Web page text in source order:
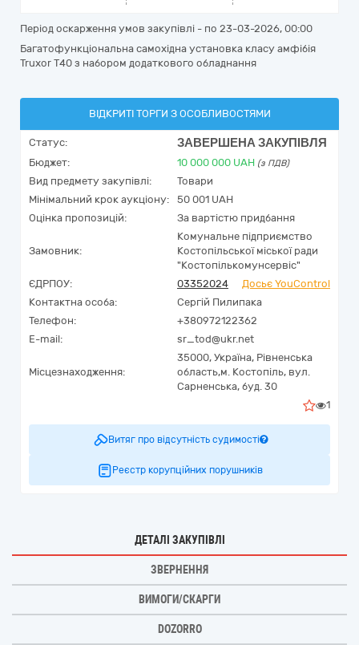
Період оскарження умов закупівлі - по 23-03-2026, 00:00
Багатофункціональна самохідна установка класу амфібія
Truxor Т40 з набором додаткового обладнання
ВІДКРИТІ ТОРГИ З ОСОБЛИВОСТЯМИ
Статус: ЗАВЕРШЕНА ЗАКУПІВЛЯ
Бюджет: 10 000 000 UAH (з ПДВ)
Вид предмету закупівлі:
Товари
Мінімальний крок аукціону:
50 001 UAH
Оцінка пропозицій:
За вартістю придбання
Замовник:
Комунальне підприємство
Костопільської міської ради
"Костопількомунсервіс"
ЄДРПОУ:
03352024
Досьє YouControl
Контактна особа:
Сергій Пилипака
Телефон:
+380972122362
E-mail:
sr_tod@ukr.net
Місцезнаходження:
35000, Україна, Рівненська
область,м. Костопіль, вул.
Сарненська, буд. 30
1
Витяг про відсутність судимості
Реєстр корупційних порушників
ДЕТАЛІ ЗАКУПІВЛІ
ЗВЕРНЕННЯ
ВИМОГИ/СКАРГИ
DOZORRO